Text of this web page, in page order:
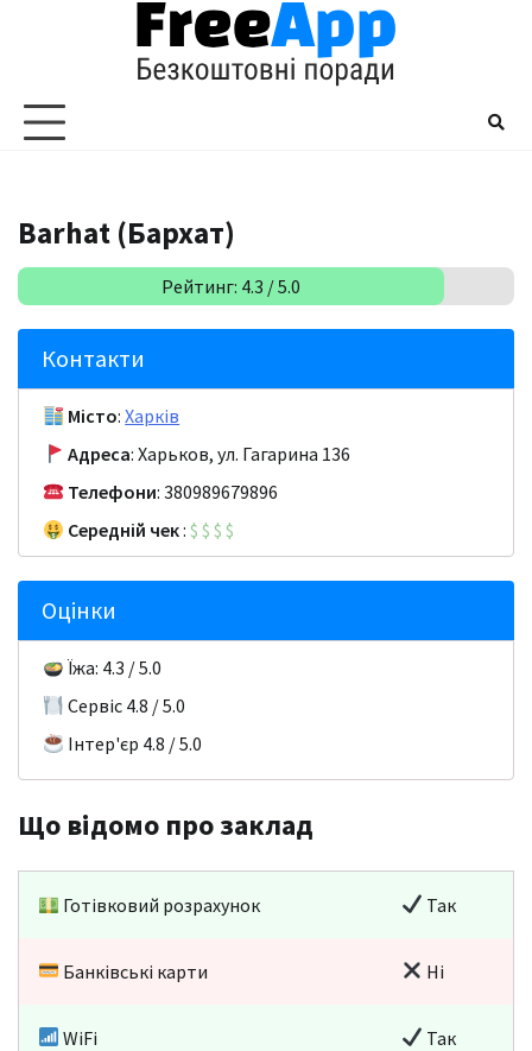
Barhat (Бархат)
Рейтинг: 4.3 / 5.0
Контакти
Місто:Харків
Адреса: Харьков, ул. Гагарина 136
Телефони: 380989679896
Середній чек:$ $ $ $
Оцінки
Їжа: 4.3 / 5.0
Сервіс 4.8 / 5.0
Інтер'єр 4.8 / 5.0
Що відомо про заклад
Готівковий розрахунок Так
Банківські карти Ні
WiFi Так